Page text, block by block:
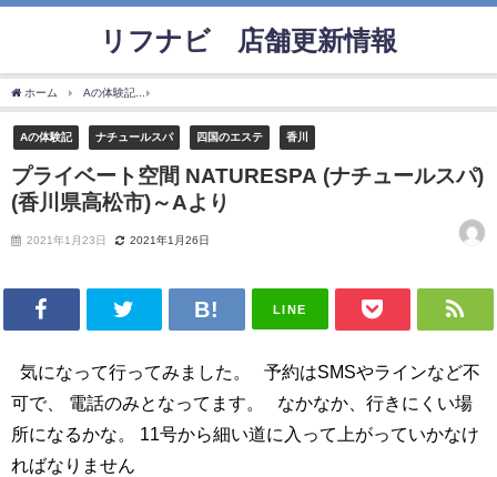
リフナビ®店舗更新情報
ホーム Aの体験記
Aの体験記 ナチュールスパ 四国のエステ 香川
プライベート空間 NATURESPA (ナチュールスパ)
(香川県高松市)～Aより
2021年1月23日 2021年1月26日
LINE
気になって行ってみました。 予約はSMSやラインなど不
可で、 電話のみとなってます。 なかなか、行きにくい場
所になるかな。 11号から細い道に入って上がっていかなけ
ればなりません